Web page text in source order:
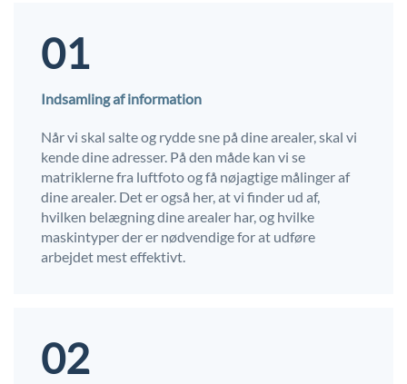
01
Indsamling af information
Når vi skal salte og rydde sne på dine arealer, skal vi
kende dine adresser. På den måde kan vi se
matriklerne fra luftfoto og få nøjagtige målinger af
dine arealer. Det er også her, at vi finder ud af,
hvilken belægning dine arealer har, og hvilke
maskintyper der er nødvendige for at udføre
arbejdet mest effektivt.
02